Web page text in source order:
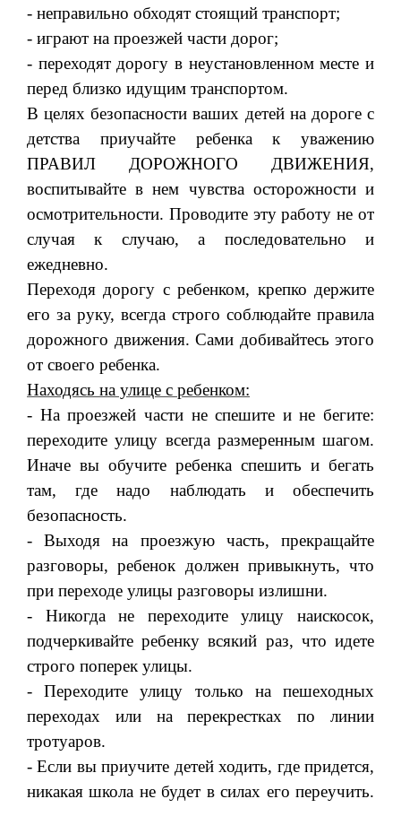
- неправильно обходят стоящий транспорт;
- играют на проезжей части дорог;
- переходят дорогу в неустановленном месте и
перед близко идущим транспортом.
В целях безопасности ваших детей на дороге с
детства при­учайте ребенка к уважению
ПРАВИЛ ДОРОЖНОГО ДВИЖЕНИЯ,
воспитывайте в нем чувства осторожности и
осмотрительности. Проводите эту работу не от
случая к случаю, а последовательно и
ежедневно.
Переходя дорогу с ребенком, крепко держите
его за руку, все­гда строго соблюдайте правила
дорожного движения. Сами доби­вайтесь этого
от своего ребенка.
Находясь на улице с ребенком:
- На проезжей части не спешите и не бегите:
переходите улицу всегда размеренным шагом.
Иначе вы обучите ребенка спешить и бегать
там, где надо наблюдать и обеспечить
безопасность.
- Выходя на проезжую часть, прекращайте
разговоры, ребенок должен привыкнуть, что
при переходе улицы разговоры излишни.
- Никогда не переходите улицу наискосок,
подчеркивайте ре­бенку всякий раз, что идете
строго поперек улицы.
- Переходите улицу только на пешеходных
переходах или на перекрестках по линии
тротуаров.
- Если вы приучите детей ходить, где придется,
никакая школа не будет в силах его переучить.